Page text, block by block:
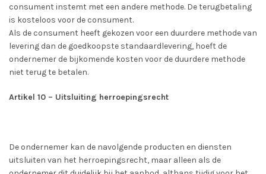
consument instemt met een andere methode. De terugbetaling
is kosteloos voor de consument.
Als de consument heeft gekozen voor een duurdere methode van
levering dan de goedkoopste standaardlevering, hoeft de
ondernemer de bijkomende kosten voor de duurdere methode
niet terug te betalen.
Artikel 10 – Uitsluiting herroepingsrecht
De ondernemer kan de navolgende producten en diensten
uitsluiten van het herroepingsrecht, maar alleen als de